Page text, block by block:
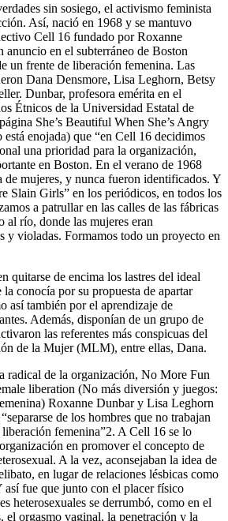
sin sosiego, el activismo feminista
Así, nació en 1968 y se mantuvo
Cell 16 fundado por Roxanne
en el subterráneo de Boston
un frente de liberación femenina. Las
Dana Densmore, Lisa Leghorn, Betsy
Dunbar, profesora emérita en el
Étnicos de la Universidad Estatal de
She’s Beautiful When She’s Angry
está enojada) que “en Cell 16 decidimos
una prioridad para la organización,
en Boston. En el verano de 1968
de mujeres, y nunca fueron identificados. Y
Slain Girls” en los periódicos, en todos los
a patrullar en las calles de las fábricas
al río, donde las mujeres eran
y violadas. Formamos todo un proyecto en
quitarse de encima los lastres del ideal
la conocía por su propuesta de apartar
así también por el aprendizaje de
Además, disponían de un grupo de
las referentes más conspicuas del
de la Mujer (MLM), entre ellas, Dana.
radical de la organización, No More Fun
liberation (No más diversión y juegos:
Roxanne Dunbar y Lisa Leghorn
de los hombres que no trabajan
liberación femenina”2. A Cell 16 se lo
en promover el concepto de
A la vez, aconsejaban la idea de
en lugar de relaciones lésbicas como
así fue que junto con el placer físico
heterosexuales se derrumbó, como en el
el orgasmo vaginal, la penetración y la